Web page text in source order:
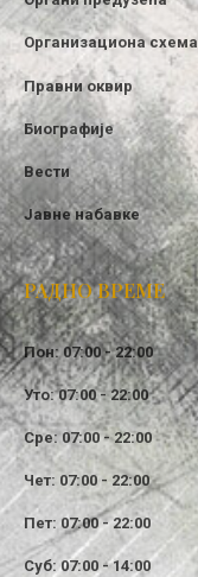
Организациона схема
Правни оквир
Биографије
Вести
Јавне набавке
РАДНО ВРЕМЕ
Пон: 07:00 - 22:00
Уто: 07:00 - 22:00
Сре: 07:00 - 22:00
Чет: 07:00 - 22:00
Пет: 07:00 - 22:00
Суб: 07:00 - 14:00